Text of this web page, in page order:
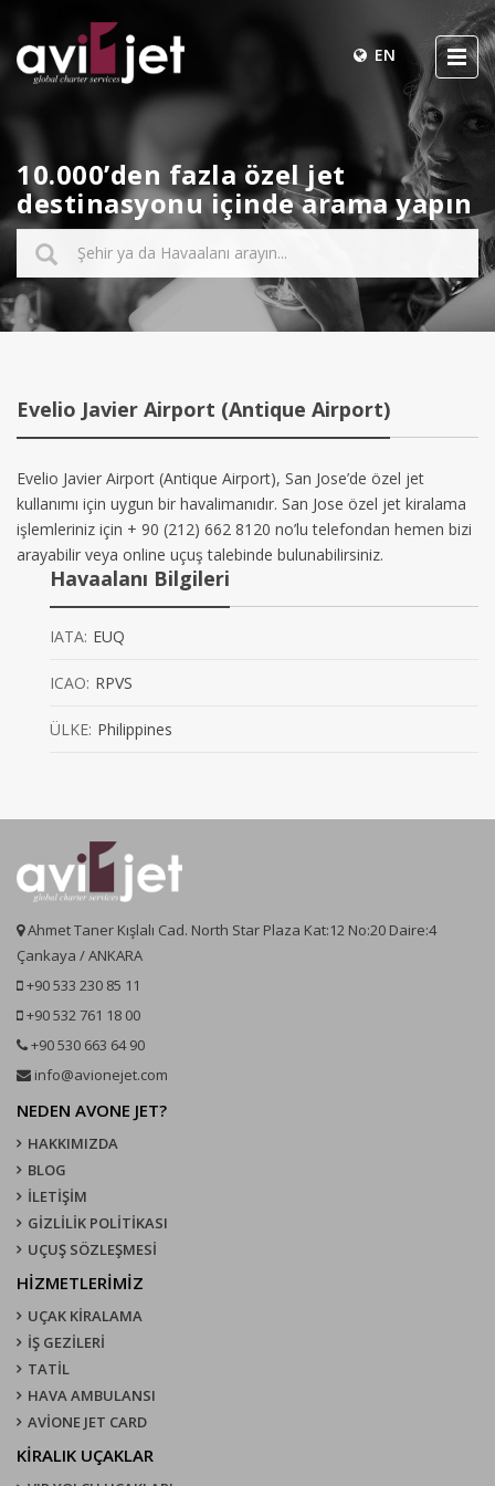
EN
10.000’den fazla özel jet
destinasyonu içinde arama yapın
Evelio Javier Airport (Antique Airport)
Evelio Javier Airport (Antique Airport), San Jose’de özel jet
kullanımı için uygun bir havalimanıdır. San Jose özel jet kiralama
işlemleriniz için + 90 (212) 662 8120 no’lu telefondan hemen bizi
arayabilir veya online uçuş talebinde bulunabilirsiniz.
Havaalanı Bilgileri
IATA: EUQ
ICAO: RPVS
ÜLKE: Philippines
Ahmet Taner Kışlalı Cad. North Star Plaza Kat:12 No:20 Daire:4
Çankaya / ANKARA
+90 533 230 85 11
+90 532 761 18 00
+90 530 663 64 90
info@avionejet.com
NEDEN AVONE JET?
HAKKIMIZDA
BLOG
İLETİŞİM
GİZLİLİK POLİTİKASI
UÇUŞ SÖZLEŞMESI
HİZMETLERİMİZ
UÇAK KIRALAMA
İŞ GEZİLERİ
TATİL
HAVA AMBULANSI
AVİONE JET CARD
KIRALIK UÇAKLAR